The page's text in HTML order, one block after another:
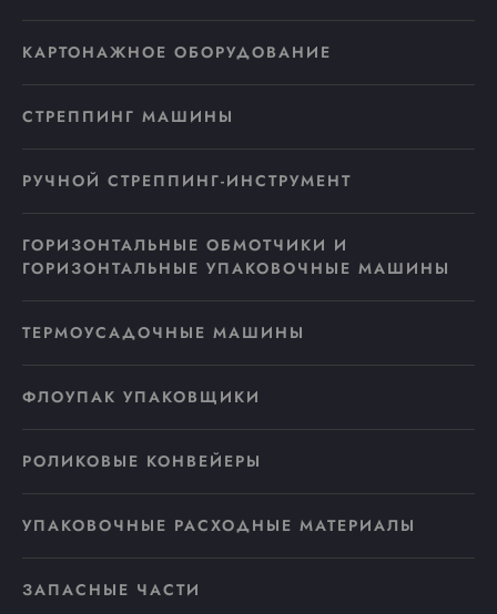
КАРТОНАЖНОЕ ОБОРУДОВАНИЕ
СТРЕППИНГ МАШИНЫ
РУЧНОЙ СТРЕППИНГ-ИНСТРУМЕНТ
ГОРИЗОНТАЛЬНЫЕ ОБМОТЧИКИ И
ГОРИЗОНТАЛЬНЫЕ УПАКОВОЧНЫЕ МАШИНЫ
ТЕРМОУСАДОЧНЫЕ МАШИНЫ
ФЛОУПАК УПАКОВЩИКИ
РОЛИКОВЫЕ КОНВЕЙЕРЫ
УПАКОВОЧНЫЕ РАСХОДНЫЕ МАТЕРИАЛЫ
ЗАПАСНЫЕ ЧАСТИ